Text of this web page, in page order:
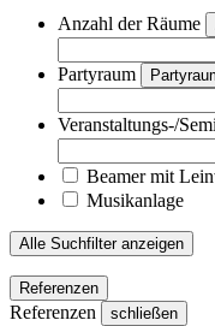
Anzahl der Räume
Partyraum
Veranstaltungs-/
Beamer mit
Musikanlage
Alle Suchfilter anzeigen
Referenzen
Referenzen schließen